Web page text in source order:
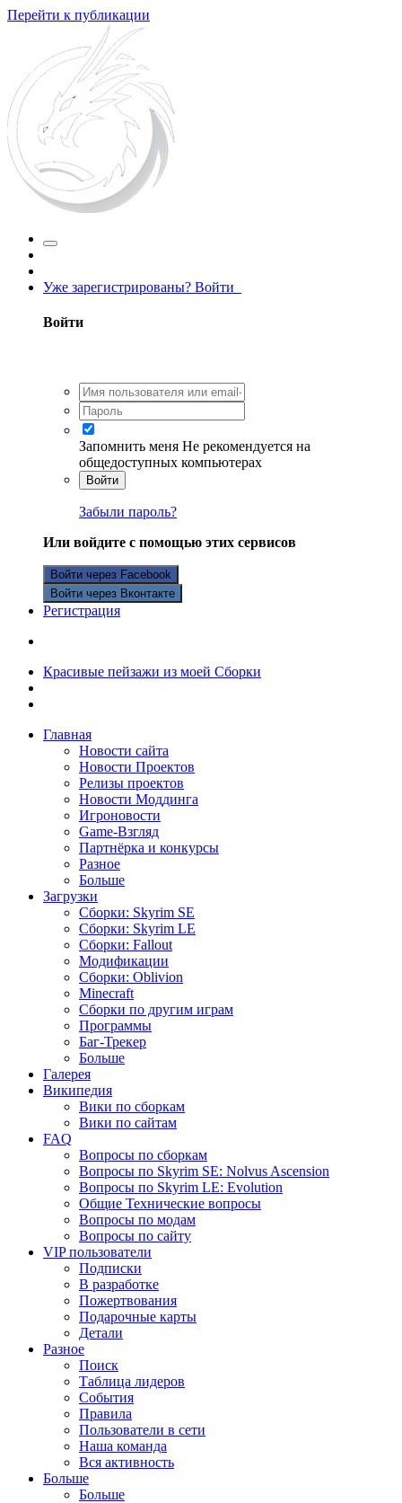
Перейти к публикации
Уже зарегистрированы? Войти
Войти
Запомнить меня Не рекомендуется на
общедоступных компьютерах
Войти
Забыли пароль?
Или войдите с помощью этих сервисов
Войти через Facebook
Войти через Вконтакте
Регистрация
Красивые пейзажи из моей Сборки
Главная
Новости сайта
Новости Проектов
Релизы проектов
Новости Моддинга
Игроновости
Game-Взгляд
Партнёрка и конкурсы
Разное
Больше
Загрузки
Сборки: Skyrim SE
Сборки: Skyrim LE
Сборки: Fallout
Модификации
Сборки: Oblivion
Minecraft
Сборки по другим играм
Программы
Баг-Трекер
Больше
Галерея
Википедия
Вики по сборкам
Вики по сайтам
FAQ
Вопросы по сборкам
Вопросы по Skyrim SE: Nolvus Ascension
Вопросы по Skyrim LE: Evolution
Общие Технические вопросы
Вопросы по модам
Вопросы по сайту
VIP пользователи
Подписки
В разработке
Пожертвования
Подарочные карты
Детали
Разное
Поиск
Таблица лидеров
События
Правила
Пользователи в сети
Наша команда
Вся активность
Больше
Больше